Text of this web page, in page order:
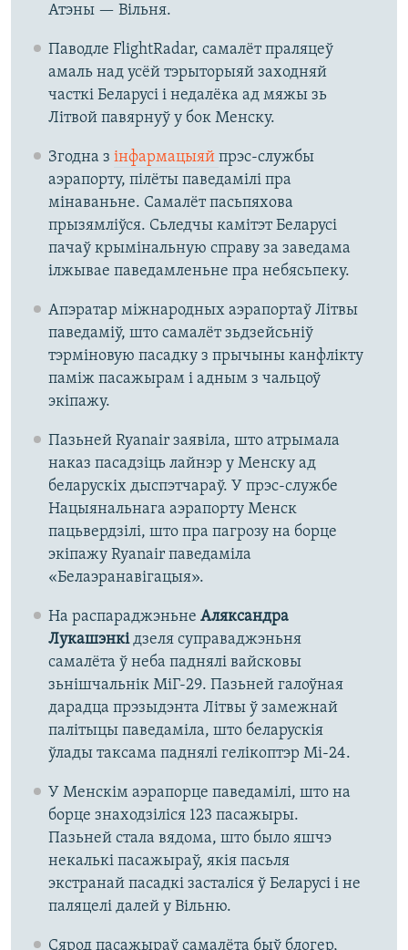
Атэны — Вільня.
Паводле FlightRadar, самалёт праляцеў
амаль над усёй тэрыторыяй заходняй
часткі Беларусі і недалёка ад мяжы зь
Літвой павярнуў у бок Менску.
Згодна з інфармацыяй прэс-службы
аэрапорту, пілёты паведамілі пра
мінаваньне. Самалёт пасьпяхова
прызямліўся. Сьледчы камітэт Беларусі
пачаў крымінальную справу за заведама
ілжывае паведамленьне пра небясьпеку.
Апэратар міжнародных аэрапортаў Літвы
паведаміў, што самалёт зьдзейсьніў
тэрміновую пасадку з прычыны канфлікту
паміж пасажырам і адным з чальцоў
экіпажу.
Пазьней Ryanair заявіла, што атрымала
наказ пасадзіць лайнэр у Менску ад
беларускіх дыспэтчараў. У прэс-службе
Нацыянальнага аэрапорту Менск
пацьвердзілі, што пра пагрозу на борце
экіпажу Ryanair паведаміла
«Белаэранавігацыя».
На распараджэньне Аляксандра
Лукашэнкідзеля суправаджэньня
самалёта ў неба паднялі вайсковы
зьнішчальнік МіГ-29. Пазьней галоўная
дарадца прэзыдэнта Літвы ў замежнай
палітыцы паведаміла, што беларускія
ўлады таксама паднялі гелікоптэр Мі-24.
У Менскім аэрапорце паведамілі, што на
борце знаходзіліся 123 пасажыры.
Пазьней стала вядома, што было яшчэ
некалькі пасажыраў, якія пасьля
экстранай пасадкі засталіся ў Беларусі і не
паляцелі далей у Вільню.
Сярод пасажыраў самалёта быў блогер,